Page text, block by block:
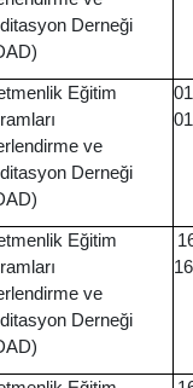
Derneği
Eğitim
ve
Derneği
Eğitim
ve
Derneği